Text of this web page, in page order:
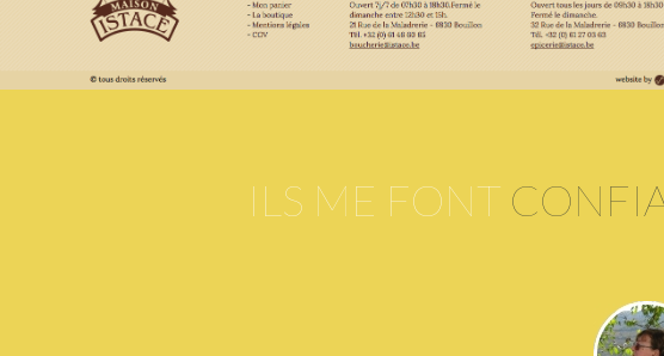
ILS ME FONT